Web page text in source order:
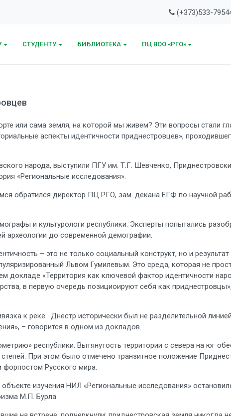
(+373)533-
СТУДЕНТУ БИБЛИОТЕКА ПЦ ВОО «РГО»
или сама земля, на которой мы живем? Эти вопросы стали
аспекты идентичности приднестровцев»,
народа, выступили ПГУ им. Т.Г. Шевченко,
«Региональные исследования».
обратился директор ПЦ РГО, зам. декана ЕГФ по научной
и культурологи республики. Эксперты попытались
археологии до современной демографии.
– это не только социальный конструкт, но и результат
Львом Гумилевым. Это среда, которая не
докладе «Территория как ключевой фактор идентичности
в первую очередь позициоируют себя как
к реке. Днестр исторически был не разделительной
– говорится в одном из докладов.
республики. Вытянутость территории с севера на юг
При этом было отмечено транзитное положение
форпостом Русского мира.
изучения НИЛ «Региональные исследования»
М.П. Бурла.